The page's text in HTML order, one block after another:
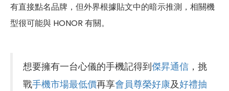
有直接點名品牌，但外界根據貼文中的暗示推測，相關機
型很可能與 HONOR 有關。
想要擁有一台心儀的手機記得到傑昇通信 ，挑
戰手機市場最低價再享會員尊榮好康及好禮抽